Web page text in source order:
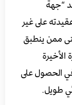
“جهة
على غير
حتى ممن ينطبق
الحصول على
طويل.